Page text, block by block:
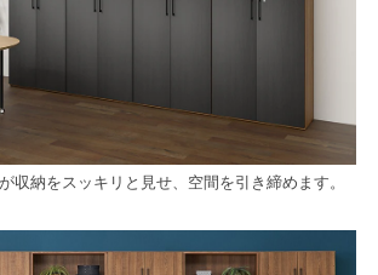
収納をスッキリと見せ、空間を引き締めます。